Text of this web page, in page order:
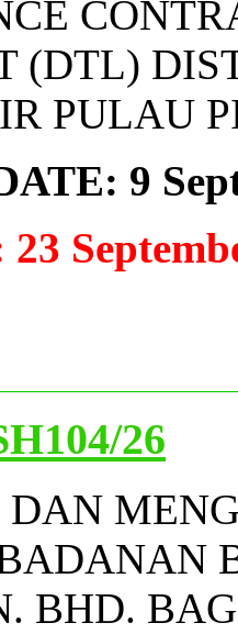
(DTL)
PULAU
9
26
BHD.